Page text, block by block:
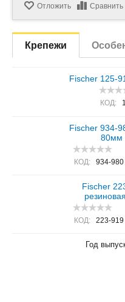
Отложить Сравнить
Крепежи
Fischer 125-
КОД:
Fischer 934-
80мм
КОД: 934-980
Fischer
КОД: 223-919
Год